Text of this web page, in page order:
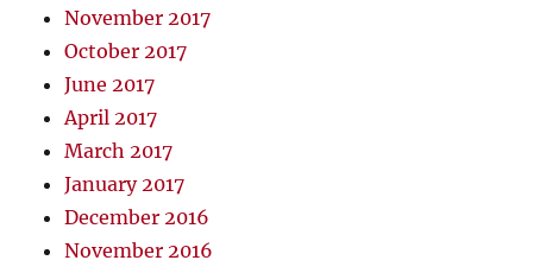
November 2017
October 2017
June 2017
April 2017
March 2017
January 2017
December 2016
November 2016